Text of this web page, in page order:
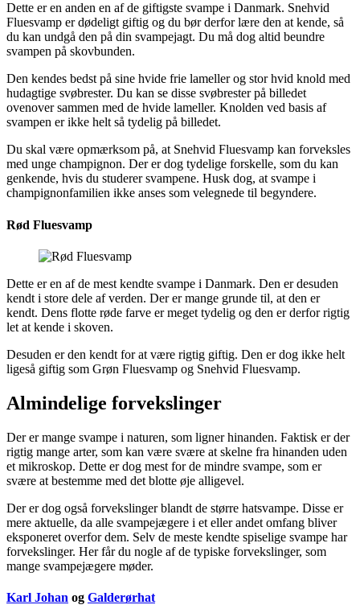
Dette er en anden en af de giftigste svampe i Danmark. Snehvid
Fluesvamp er dødeligt giftig og du bør derfor lære den at kende, så
du kan undgå den på din svampejagt. Du må dog altid beundre
svampen på skovbunden.
Den kendes bedst på sine hvide frie lameller og stor hvid knold med
hudagtige svøbrester. Du kan se disse svøbrester på billedet
ovenover sammen med de hvide lameller. Knolden ved basis af
svampen er ikke helt så tydelig på billedet.
Du skal være opmærksom på, at Snehvid Fluesvamp kan forveksles
med unge champignon. Der er dog tydelige forskelle, som du kan
genkende, hvis du studerer svampene. Husk dog, at svampe i
champignonfamilien ikke anses som velegnede til begyndere.
Rød Fluesvamp
Dette er en af de mest kendte svampe i Danmark. Den er desuden
kendt i store dele af verden. Der er mange grunde til, at den er
kendt. Dens flotte røde farve er meget tydelig og den er derfor rigtig
let at kende i skoven.
Desuden er den kendt for at være rigtig giftig. Den er dog ikke helt
ligeså giftig som Grøn Fluesvamp og Snehvid Fluesvamp.
Almindelige forvekslinger
Der er mange svampe i naturen, som ligner hinanden. Faktisk er der
rigtig mange arter, som kan være svære at skelne fra hinanden uden
et mikroskop. Dette er dog mest for de mindre svampe, som er
svære at bestemme med det blotte øje alligevel.
Der er dog også forvekslinger blandt de større hatsvampe. Disse er
mere aktuelle, da alle svampejægere i et eller andet omfang bliver
eksponeret overfor dem. Selv de meste kendte spiselige svampe har
forvekslinger. Her får du nogle af de typiske forvekslinger, som
mange svampejægere møder.
Karl Johan og Galderørhat